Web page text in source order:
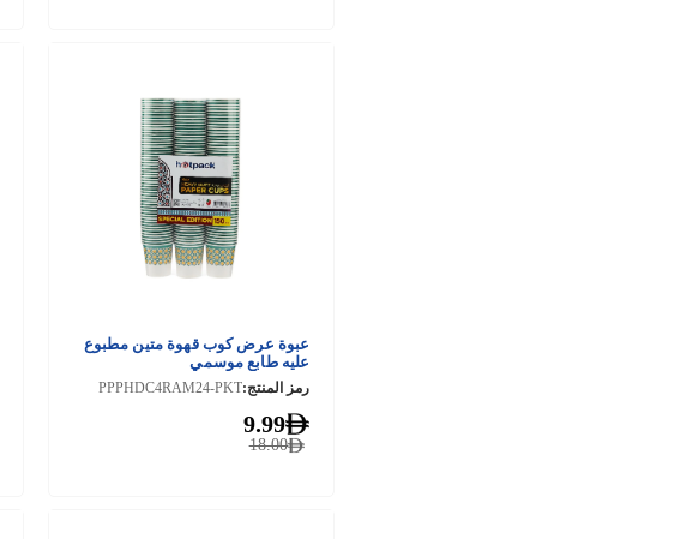
عبوة عرض كوب قهوة متين مطبوع
عليه طابع موسمي
رمز المنتج:PPPHDC4RAM24-PKT
18.00
9.99